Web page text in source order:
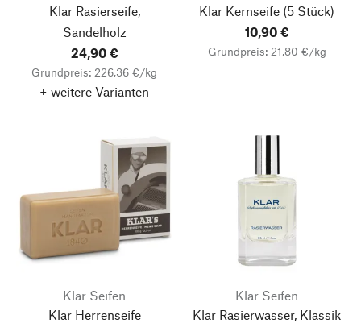
Klar Rasierseife,
Sandelholz
24,90 €
Grundpreis: 226,36 €/kg
+ weitere Varianten
Klar Kernseife (5 Stück)
10,90 €
Grundpreis: 21,80 €/kg
Klar Seifen
Klar Herrenseife
Klar Seifen
Klar Rasierwasser, Klassik